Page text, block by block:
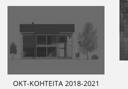
OKT-KOHTEITA 2018-2021